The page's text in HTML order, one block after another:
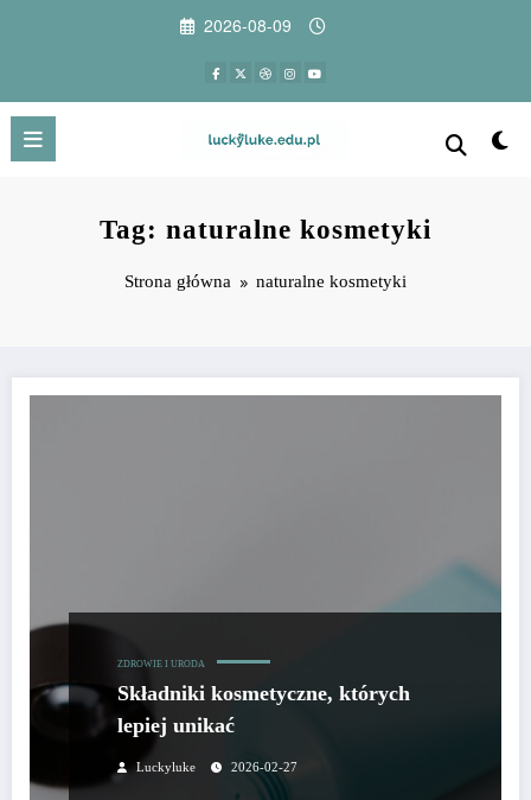
2026-08-09
Tag: naturalne kosmetyki
Strona główna naturalne kosmetyki
ZDROWIE I URODA
Składniki kosmetyczne, których
lepiej unikać
Luckyluke 2026-02-27